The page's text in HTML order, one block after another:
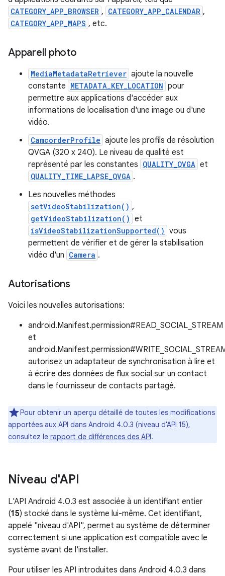
CATEGORY_APP_BROWSER , CATEGORY_APP_CALENDAR ,
CATEGORY_APP_MAPS , etc.
Appareil photo
MediaMetadataRetriever ajoute la nouvelle
constante METADATA_KEY_LOCATION pour
permettre aux applications d'accéder aux
informations de localisation d'une image ou d'une
vidéo.
CamcorderProfile ajoute les profils de résolution
QVGA (320 x 240). Le niveau de qualité est
représenté par les constantes QUALITY_QVGA et
QUALITY_TIME_LAPSE_QVGA .
Les nouvelles méthodes
setVideoStabilization() ,
getVideoStabilization() et
isVideoStabilizationSupported() vous
permettent de vérifier et de gérer la stabilisation
vidéo d'un Camera .
Autorisations
Voici les nouvelles autorisations:
android.Manifest.permission#READ_SOCIAL_STREAM
et
autorisez un adaptateur de synchronisation à lire et
à écrire des données de flux social sur un contact
dans le fournisseur de contacts partagé.
Pour obtenir un aperçu détaillé de toutes les modifications
apportées aux API dans Android 4.0.3 (niveau d'API 15),
consultez le rapport de différences des API.
Niveau d'API
L'API Android 4.0.3 est associée à un identifiant entier
(15) stocké dans le système lui-même. Cet identifiant,
appelé "niveau d'API", permet au système de déterminer
correctement si une application est compatible avec le
système avant de l'installer.
Pour utiliser les API introduites dans Android 4.0.3 dans